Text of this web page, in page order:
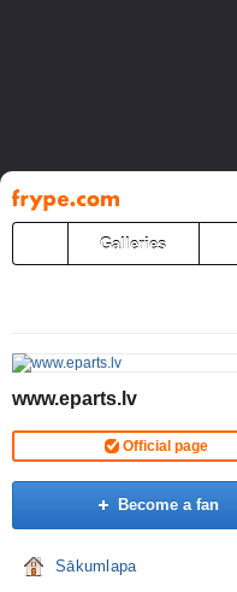
Pāriet
uz
saturu
Galleries
www.eparts.lv
Official page
Become a fan
Sākumlapa